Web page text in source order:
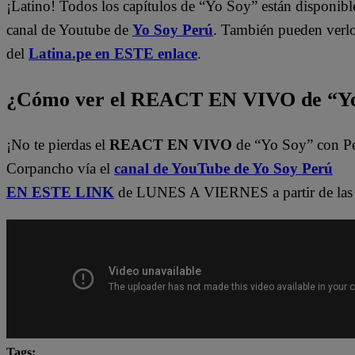
¡Latino! Todos los capítulos de “Yo Soy” están
canal de Youtube de Yo Soy Perú. También pueden
del Latina.pe en ESTE enlace.
¿Cómo ver el REACT EN VIVO de
¡No te pierdas el REACT EN VIVO de “Yo Soy” con
Corpancho vía el canal de YouTube de Yo Soy Perú
EN ESTE LINK de LUNES A VIERNES a partir de